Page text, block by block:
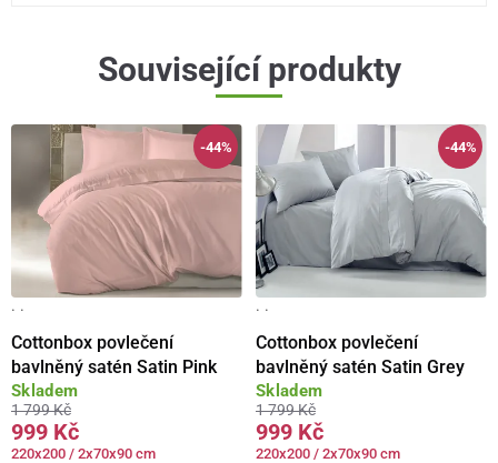
Související produkty
-44%
· ·
Cottonbox povlečení
bavlněný satén Satin Pink
Skladem
1 799 Kč
999 Kč
220x200 / 2x70x90 cm
-44%
· ·
Cottonbox povlečení
bavlněný satén Satin Grey
Skladem
1 799 Kč
999 Kč
220x200 / 2x70x90 cm